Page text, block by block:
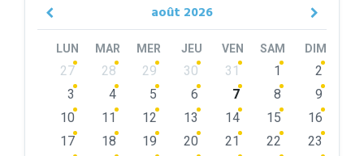
août 2026
Previous
LUN MAR MER JEU VEN SAM DIM
Skip
calendar
27 28 29 30 31 1
2
3
4 5 6 7 8
9
10
11 12 13 14 15
16
17
18 19 20 21 22
23